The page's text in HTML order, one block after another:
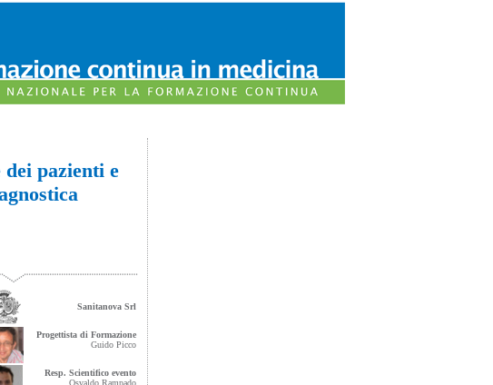
pazienti e
Sanitanova Srl
Progettista di Formazione
Guido Picco
Resp. Scientifico evento
Osvaldo Rampado